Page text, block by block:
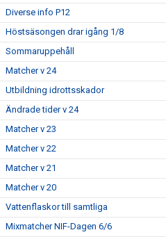
Diverse info P12
Höstsäsongen drar igång 1/8
Sommaruppehåll
Matcher v 24
Utbildning idrottsskador
Ändrade tider v 24
Matcher v 23
Matcher v 22
Matcher v 21
Matcher v 20
Vattenflaskor till samtliga
Mixmatcher NIF-Dagen 6/6